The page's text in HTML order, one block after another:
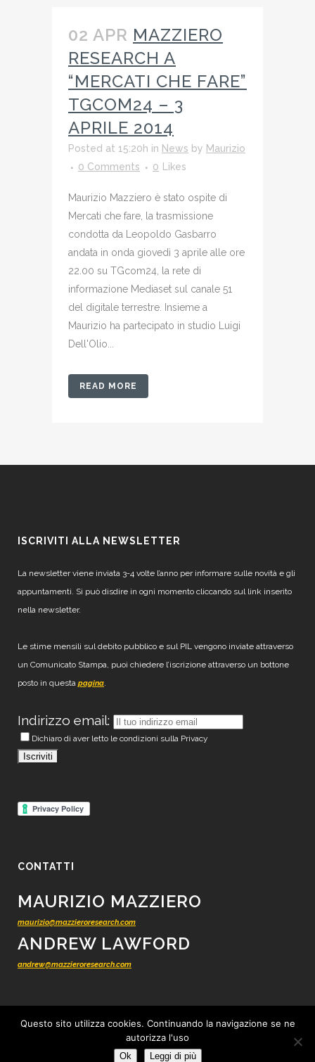
02 APR MAZZIERO
RESEARCH A
“MERCATI CHE FARE”
TGCOM24 – 3
APRILE 2014
Posted at 15:20h in News by Maurizio
0 Comments
0 Likes
Maurizio Mazziero è stato ospite di
Mercati che fare, la trasmissione
condotta da Leopoldo Gasbarro
andata in onda giovedì 3 aprile alle ore
22.00 su TGcom24, la rete di
informazione Mediaset sul canale 51
del digitale terrestre. Insieme a
Maurizio ha partecipato in studio Luigi
Dell'Olio...
READ MORE
ISCRIVITI ALLA NEWSLETTER
La newsletter viene inviata 3-4 volte l’anno per informare sulle novità e gli
appuntamenti. Si può disdire in ogni momento cliccando sul link inserito
nella newsletter.
Le stime mensili sul debito pubblico e sul PIL vengono inviate attraverso
un Comunicato Stampa, puoi chiedere l’iscrizione attraverso un bottone
posto in questa pagina.
Indirizzo email:
Dichiaro di aver letto le condizioni sulla Privacy
CONTATTI
MAURIZIO MAZZIERO
maurizio@mazzieroresearch.com
ANDREW LAWFORD
andrew@mazzieroresearch.com
© 2012 - 2026 Mazziero Research - Ricerca finanziaria indipendente -
Questo sito utilizza cookies. Continuando la navigazione se ne
autorizza l'uso
Ok Leggi di più